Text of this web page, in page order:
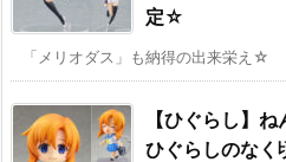
定☆
「メリオダス」も納得の出来栄え☆
【ひぐらし】
ひぐらしのなく